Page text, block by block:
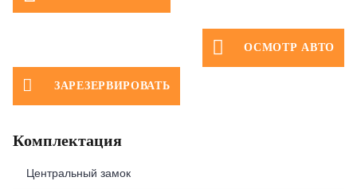
ОСМОТР АВТО
ЗАРЕЗЕРВИРОВАТЬ
Комплектация
Центральный замок